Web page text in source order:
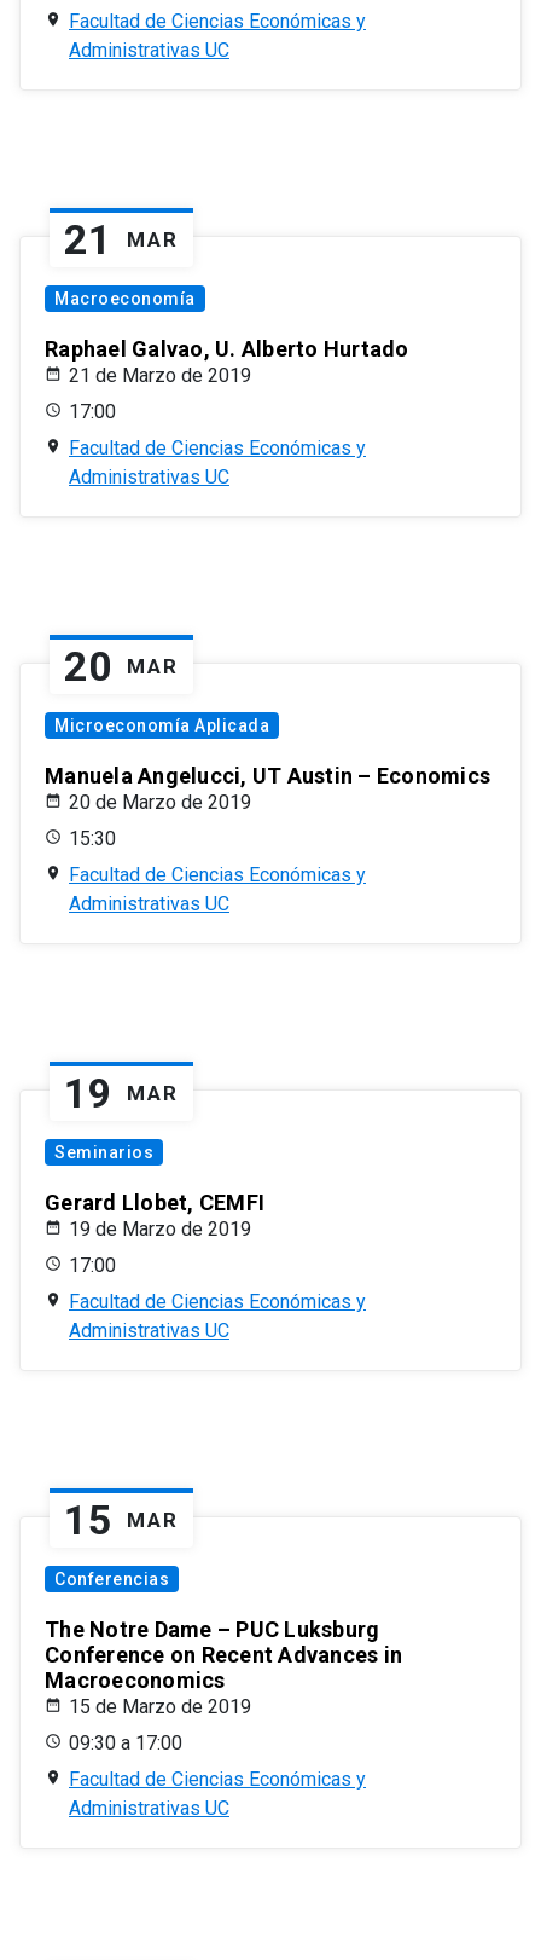
Facultad de Ciencias Económicas y
Administrativas UC
21 MAR
Macroeconomía
Raphael Galvao, U. Alberto Hurtado
21 de Marzo de 2019
17:00
Facultad de Ciencias Económicas y
Administrativas UC
20 MAR
Microeconomía Aplicada
Manuela Angelucci, UT Austin – Economics
20 de Marzo de 2019
15:30
Facultad de Ciencias Económicas y
Administrativas UC
19 MAR
Seminarios
Gerard Llobet, CEMFI
19 de Marzo de 2019
17:00
Facultad de Ciencias Económicas y
Administrativas UC
15 MAR
Conferencias
The Notre Dame – PUC Luksburg
Conference on Recent Advances in
Macroeconomics
15 de Marzo de 2019
09:30 a 17:00
Facultad de Ciencias Económicas y
Administrativas UC